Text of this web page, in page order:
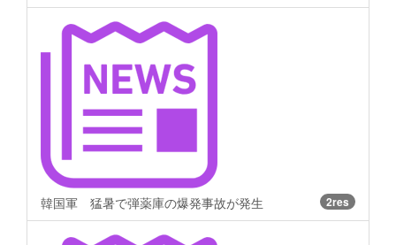
韓国軍 猛暑で弾薬庫の爆発事故が発生 2res